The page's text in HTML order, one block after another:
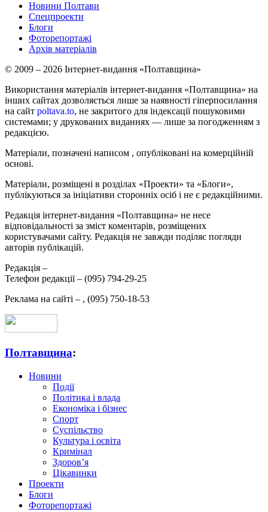
Новини Полтави
Спецпроекти
Блоги
Фоторепортажі
Архів матеріалів
© 2009 – 2026 Інтернет-видання «Полтавщина»
Використання матеріалів інтернет-видання «Полтавщина» на
інших сайтах дозволяється лише за наявності гіперпосилання
на сайт poltava.to, не закритого для індексації пошуковими
системами; у друкованих виданнях — лише за погодженням з
редакцією.
Матеріали, позначені написом , опубліковані на комерційній
основі.
Матеріали, розміщені в розділах «Проекти» та «Блоги»,
публікуються за ініціативи сторонніх осіб і не є редакційними.
Редакція інтернет-видання «Полтавщина» не несе
відповідальності за зміст коментарів, розміщених
користувачами сайту. Редакція не завжди поділяє погляди
авторів публікацій.
Редакція –
Телефон редакції – (095) 794-29-25
Реклама на сайті – , (095) 750-18-53
Полтавщина:
Новини
Події
Політика і влада
Економіка і бізнес
Спорт
Суспільство
Культура і освіта
Кримінал
Здоров’я
Цікавинки
Проекти
Блоги
Фоторепортажі